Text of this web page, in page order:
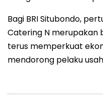
Bagi BRI Situbondo,
Catering N merupakan
terus memperkuat
mendorong pelaku